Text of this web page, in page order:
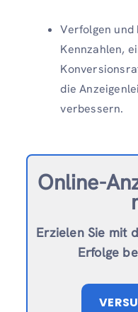
Verfolgen und
Kennzahlen,
die
verbessern.
Online-
Erzielen Sie mit
Erfolge